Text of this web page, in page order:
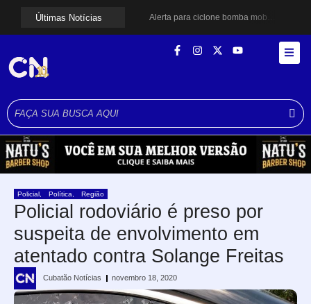
Últimas Notícias
Alerta para ciclone bomba mobiliza moradores de Cubatão após estragos causados por vendaval
Santos avança com proposta para municipalizar manutenção das calçadas
Cubatão orienta população sobre esquema vacinal contra sarampo e poliomielite
Pai e filho ficam feridos após se esfaquearem durante briga em Cubatão
Policial, Política, Região
Policial rodoviário é preso por
suspeita de envolvimento em
atentado contra Solange Freitas
Cubatão Notícias novembro 18, 2020